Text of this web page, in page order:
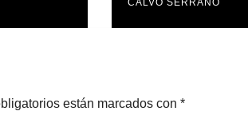
CALVO SERRANO
están marcados con *